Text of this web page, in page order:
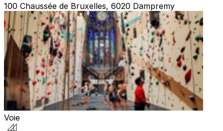
100 Chaussée de Bruxelles, 6020 Dampremy
Voie